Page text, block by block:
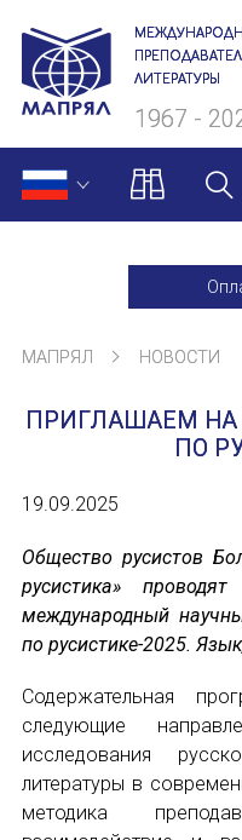
ЛИТЕРАТУРЫ
1967 -
О нас
Президиум
Ревизионная
Устав МАПРЯЛ
Вступить в
История
Медаль А. С.
Оплата
МАПРЯЛ НОВОСТИ
ПРИГЛАШАЕМ НА
ПО
19.09.2025
Общество русистов
русистика»
международный
по русистике-2025.
Содержательная
следующие
исследования
литературы в
методика